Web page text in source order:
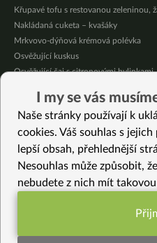
Křupavé tofu s restovanou zeleninou,
Nakládaná cuketa – kvašáky
Mrkvovo-dýňová krémová polévka
Osvěžující kuskus
Osvěžující čaj s citronovými bylinkami
Čokoládové muffiny s mangovým
Meruňky a jablka v citrónovém želé
Vybrané recepty
Krémová brokolicová polévka
Topinamburová kari polévka
I my se vás
Naše stránky používají k
cookies. Váš souhlas s
lepší obsah, přehlednější
Nesouhlas může způsobit,
nebudete z nich mít
Funkční nastavení